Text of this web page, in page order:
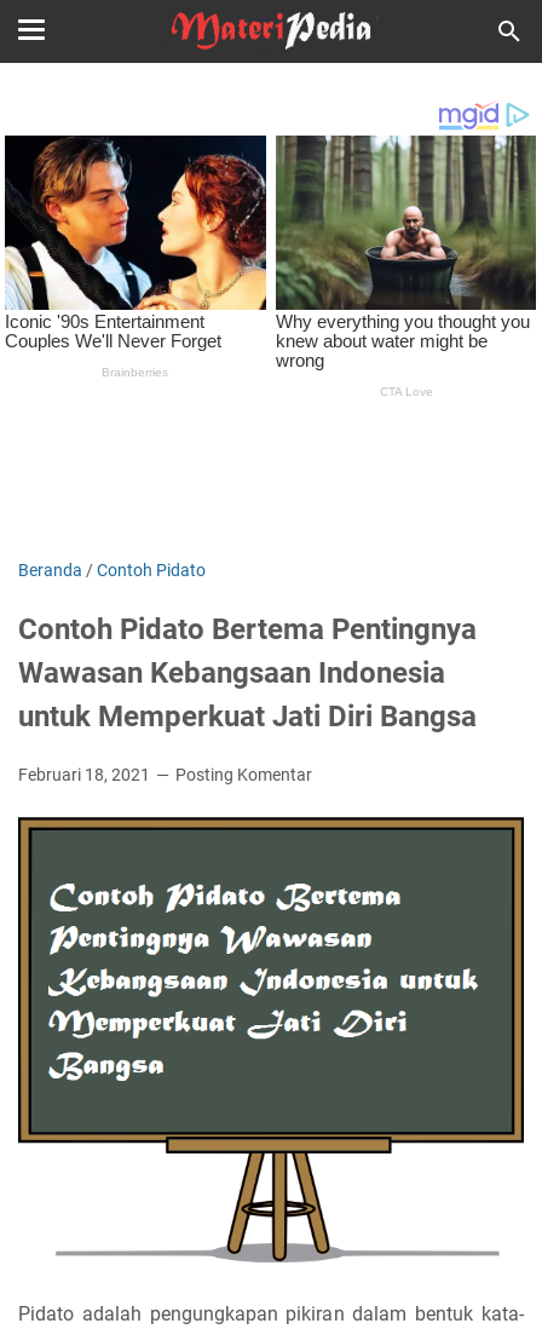
Beranda /Contoh Pidato
Contoh Pidato Bertema Pentingnya
Wawasan Kebangsaan Indonesia
untuk Memperkuat Jati Diri Bangsa
Februari 18, 2021 Posting Komentar
Pidato adalah pengungkapan pikiran dalam bentuk kata-